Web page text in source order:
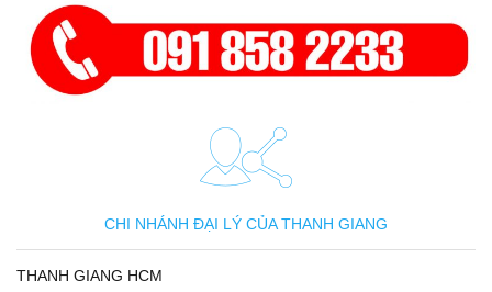
CHI NHÁNH ĐẠI LÝ CỦA THANH GIANG
THANH GIANG HCM